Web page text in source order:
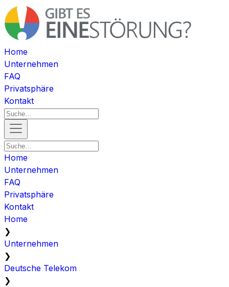
Home
Unternehmen
FAQ
Privatsphäre
Kontakt
Home
Unternehmen
FAQ
Privatsphäre
Kontakt
Home
❯
Unternehmen
❯
Deutsche Telekom
❯